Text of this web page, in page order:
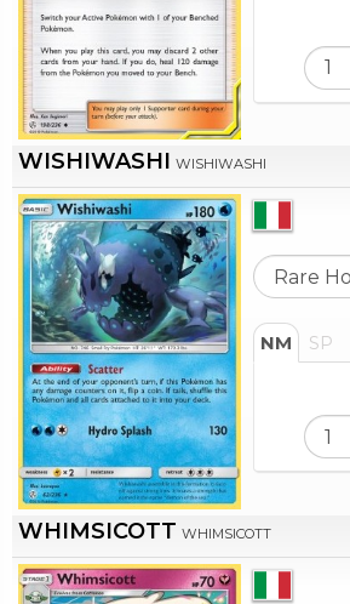
WISHIWASHI WISHIWASHI
NM SP
WHIMSICOTT WHIMSICOTT